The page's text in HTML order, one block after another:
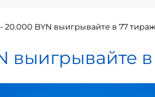
- 20.000 BYN выигрывайте в 77
выигрывайте